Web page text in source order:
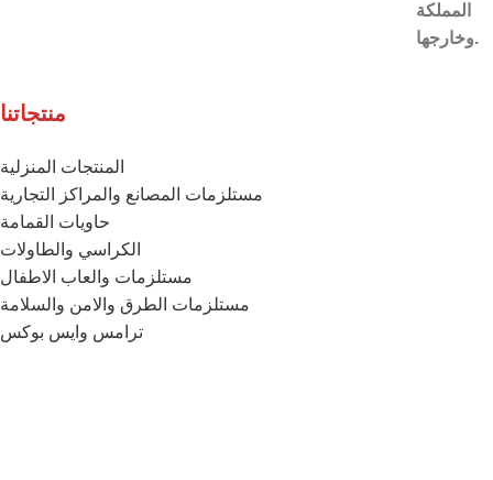
المملكة
وخارجها.
منتجاتنا
المنتجات المنزلية
مستلزمات المصانع والمراكز التجارية
حاويات القمامة
الكراسي والطاولات
مستلزمات والعاب الاطفال
مستلزمات الطرق والامن والسلامة
ترامس وايس بوكس